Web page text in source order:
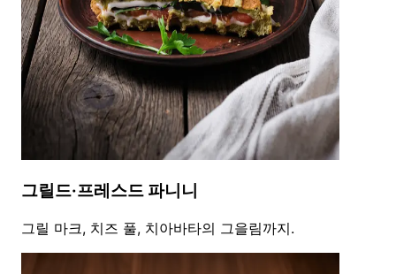
그릴드·프레스드 파니니
그릴 마크, 치즈 풀, 치아바타의 그을림까지.